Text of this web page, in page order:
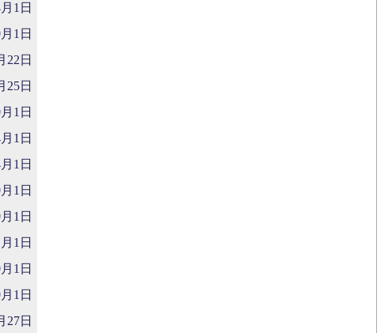
1日
1日
22日
25日
1日
1日
1日
1日
1日
1日
1日
1日
27日